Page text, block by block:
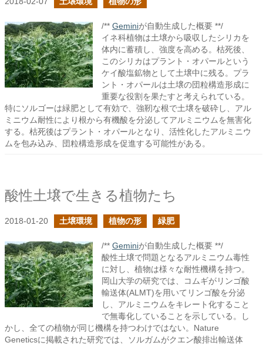
/** Geminiが自動生成した概要 **/
イネ科植物は土壌から吸収したシリカを
体内に蓄積し、強度を高める。枯死後、
このシリカはプラント・オパールという
ケイ酸塩鉱物として土壌中に残る。プラ
ント・オパールは土壌の団粒構造形成に
重要な役割を果たすと考えられている。
特にソルゴーは緑肥として有効で、強靭な根で土壌を破砕し、アル
ミニウム耐性により根から有機酸を分泌してアルミニウムを無害化
する。枯死後はプラント・オパールとなり、活性化したアルミニウ
ムを包み込み、団粒構造形成を促進する可能性がある。
酸性土壌で生きる植物たち
2018-01-20 土壌環境 植物の形 緑肥
/** Geminiが自動生成した概要 **/
酸性土壌で問題となるアルミニウム毒性
に対し、植物は様々な耐性機構を持つ。
岡山大学の研究では、コムギがリンゴ酸
輸送体(ALMT)を用いてリンゴ酸を分泌
し、アルミニウムをキレート化すること
で無毒化していることを示している。し
かし、全ての植物が同じ機構を持つわけではない。Nature
Geneticsに掲載された研究では、ソルガムがクエン酸排出輸送体